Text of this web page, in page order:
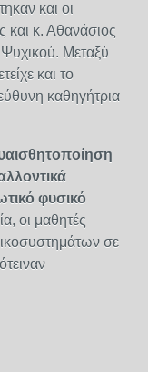
και οι
και κ. Αθανάσιος
Μεταξύ
και το
καθηγήτρια
φυσικό
οι μαθητές
σε